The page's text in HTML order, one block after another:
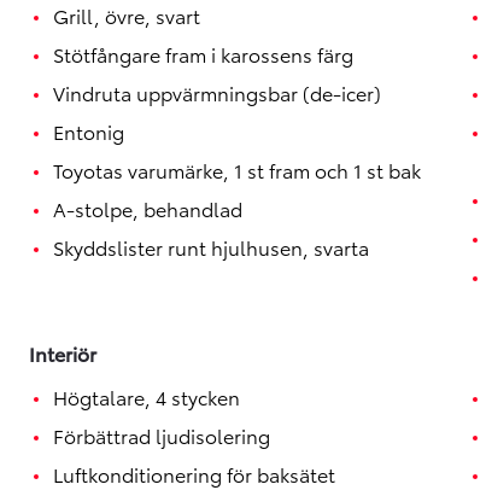
Grill, övre, svart
Stötfångare fram i karossens färg
Vindruta uppvärmningsbar (de-icer)
Entonig
Toyotas varumärke, 1 st fram och 1 st bak
A-stolpe, behandlad
Skyddslister runt hjulhusen, svarta
Interiör
Högtalare, 4 stycken
Förbättrad ljudisolering
Luftkonditionering för baksätet